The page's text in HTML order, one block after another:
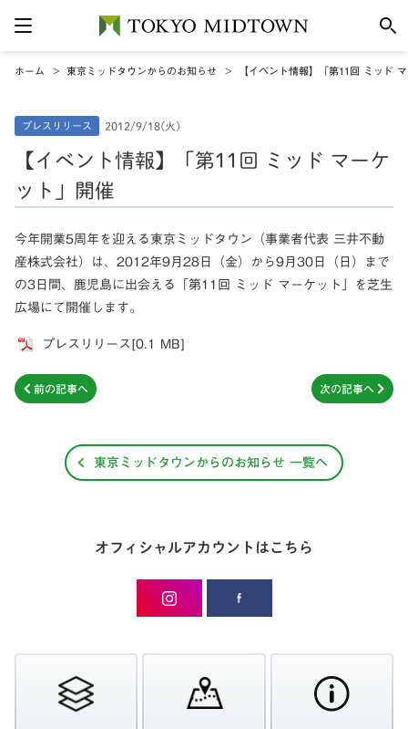
ホーム 東京ミッドタウンからのお知らせ 【イベント情報】「第11回 ミッド
プレスリリース 2012/9/18(火)
【イベント情報】「第11回 ミッド マーケ
ット」開催
今年開業5周年を迎える東京ミッドタウン（事業者代表 三井不動
産株式会社）は、2012年9月28日（金）から9月30日（日）まで
の3日間、鹿児島に出会える「第11回 ミッド マーケット」を芝生
広場にて開催します。
プレスリリース[0.1 MB]
次の記事へ
前の記事へ
東京ミッドタウンからのお知らせ 一覧へ
オフィシャルアカウントはこちら